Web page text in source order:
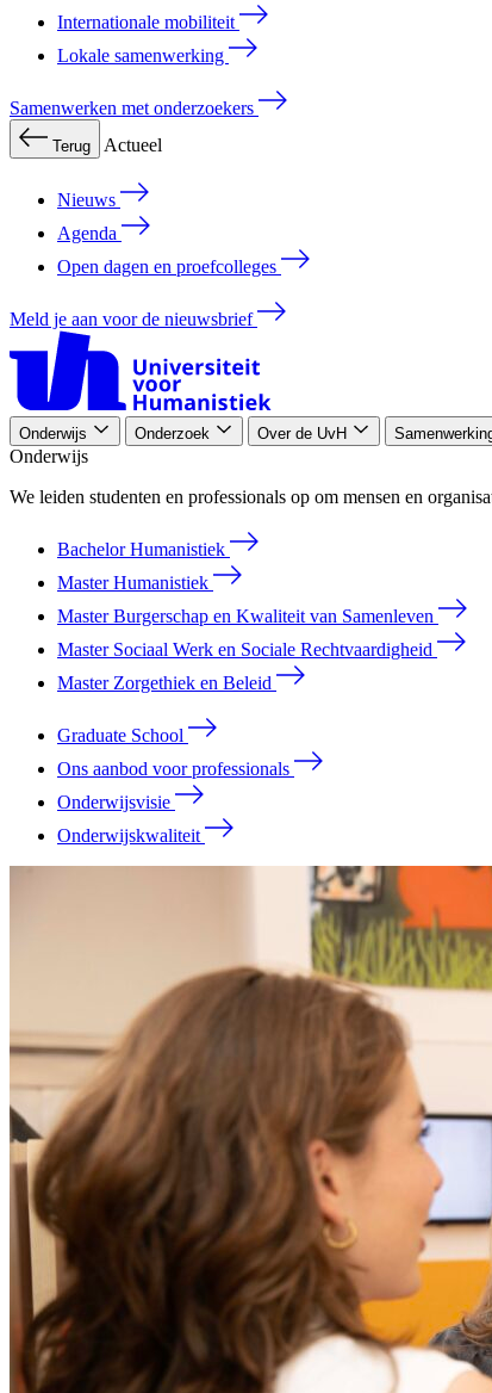
Internationale mobiliteit
Lokale samenwerking
Samenwerken met onderzoekers
Terug Actueel
Nieuws
Agenda
Open dagen en proefcolleges
Meld je aan voor de nieuwsbrief
Onderwijs Onderzoek Over de UvH
Onderwijs
We leiden studenten en professionals op om mensen en
Bachelor Humanistiek
Master Humanistiek
Master Burgerschap en Kwaliteit van Samenleven
Master Sociaal Werk en Sociale Rechtvaardigheid
Master Zorgethiek en Beleid
Graduate School
Ons aanbod voor professionals
Onderwijsvisie
Onderwijskwaliteit